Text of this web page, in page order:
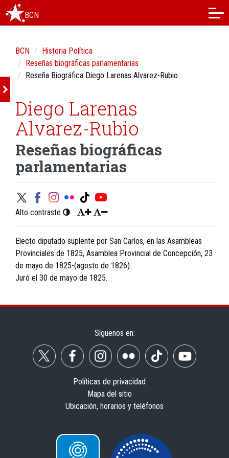
BCN
BCN
Historia Política
Reseñas biográficas parlamentarias
Reseña Biográfica Diego Larenas Alvarez-Rubio
Diego Larenas
Alvarez-Rubio
Reseñas biográficas
parlamentarias
Alto contraste
Electo diputado suplente por San Carlos, en las Asambleas
Provinciales de 1825, Asamblea Provincial de Concepción, 23
de mayo de 1825-(agosto de 1826).
Juró el 30 de mayo de 1825.
Síguenos en:
Políticas de privacidad
Mapa del sitio
Ubicación, horarios y teléfonos